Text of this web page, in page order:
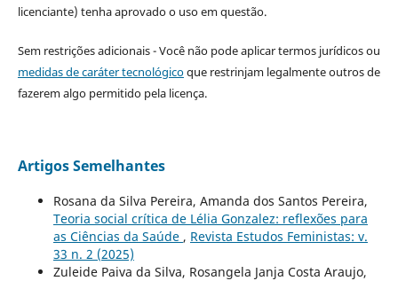
licenciante) tenha aprovado o uso em questão.
Sem restrições adicionais - Você não pode aplicar termos jurídicos ou
medidas de caráter tecnológicoque restrinjam legalmente outros de
fazerem algo permitido pela licença.
Artigos Semelhantes
Rosana da Silva Pereira, Amanda dos Santos Pereira,
Teoria social crítica de Lélia Gonzalez: reflexões para
as Ciências da Saúde , Revista Estudos Feministas: v.
33 n. 2 (2025)
Zuleide Paiva da Silva, Rosangela Janja Costa Araujo,